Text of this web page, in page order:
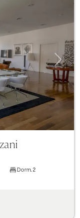
Next
Dorm. 2